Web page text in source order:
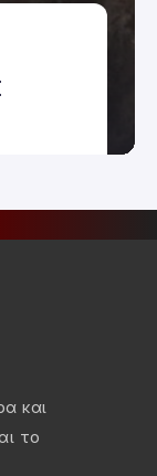
και
το